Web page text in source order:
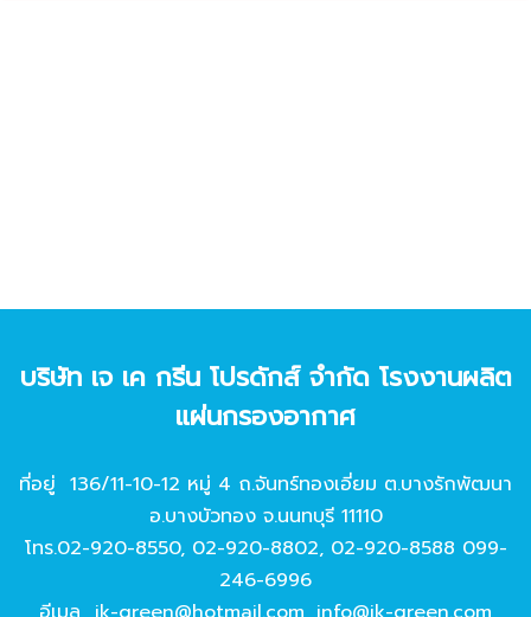
บริษัท เจ เค กรีน โปรดักส์ จํากัด โรงงานผลิต
แผ่นกรองอากาศ
ที่อยู่ 136/11-10-12 หมู่ 4 ถ.จันทร์ทองเอี่ยม ต.บางรักพัฒนา
อ.บางบัวทอง จ.นนทบุรี 11110
โทร.02-920-8550, 02-920-8802, 02-920-8588 099-
246-6996